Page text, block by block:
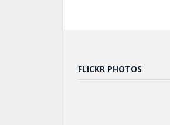
FLICKR PHOTOS